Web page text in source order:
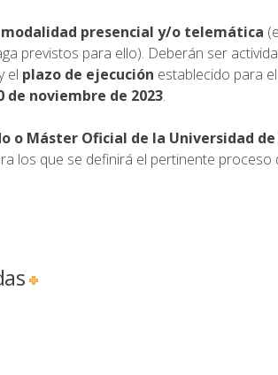
modalidad presencial y/o telemática
previstos para ello). Deberán ser
el plazo de ejecución establecido para
de noviembre de 2023.
o Máster Oficial de la Universidad
los que se definirá el pertinente proceso